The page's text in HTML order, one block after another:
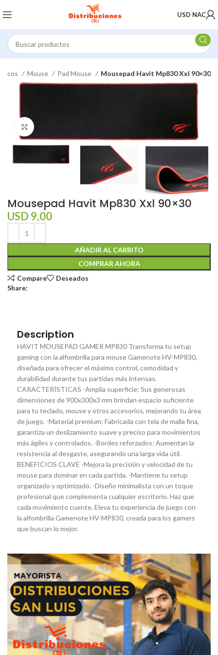
USD NAC
Mouse Pad Mouse Mousepad Havit Mp830 Xxl 90×30
Click to enlarge
Mousepad Havit Mp830 Xxl 90×30
USD 9,00
AÑADIR AL CARRITO
COMPRAR AHORA
Compare
Deseados
Share:
Description
HAVIT MOUSEPAD GAMER MP830 Transforma tu setup
gaming con la alfombrilla para mouse Gamenote HV-MP830,
diseñada para ofrecer el máximo control, comodidad y
durabilidad durante tus partidas más intensas.
CARACTERÍSTICAS -Amplia superficie: Sus generosas
dimensiones de 900x300x3 mm brindan espacio suficiente
para tu teclado, mouse y otros accesorios, mejorando tu área
de juego. -Material premium: Fabricada con tela de malla fina,
garantiza un deslizamiento suave y preciso para movimientos
más ágiles y controlados. -Bordes reforzados: Aumentan la
resistencia al desgaste, asegurando una larga vida útil.
BENEFICIOS CLAVE -Mejora la precisión y velocidad de tu
mouse para dominar en cada partida. -Mantiene tu setup
organizado y optimizado. -Diseño minimalista con un toque
profesional que complementa cualquier escritorio. Haz que
cada movimiento cuente. Eleva tu experiencia de juego con
la alfombrilla Gamenote HV-MP830, creada para los gamers
que buscan lo mejor.